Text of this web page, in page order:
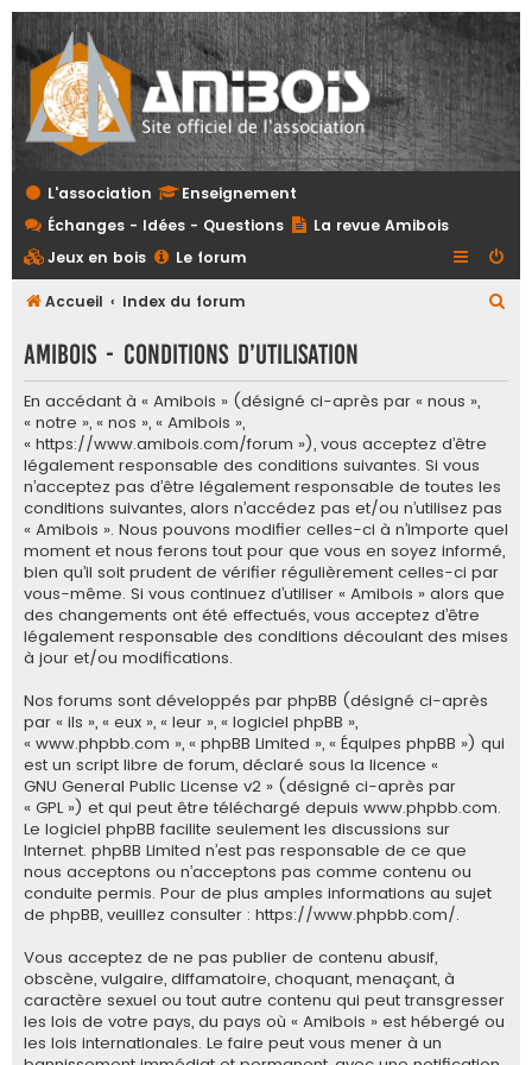
L'association
Enseignement
Échanges - Idées - Questions
La revue Amibois
Jeux en bois
Le forum
Accueil Index du forum
Amibois - Conditions d’utilisation
En accédant à « Amibois » (désigné ci-après par « nous »,
« notre », « nos », « Amibois »,
« https://www.amibois.com/forum »), vous acceptez d’être
légalement responsable des conditions suivantes. Si vous
n’acceptez pas d’être légalement responsable de toutes les
conditions suivantes, alors n’accédez pas et/ou n’utilisez pas
« Amibois ». Nous pouvons modifier celles-ci à n’importe quel
moment et nous ferons tout pour que vous en soyez informé,
bien qu’il soit prudent de vérifier régulièrement celles-ci par
vous-même. Si vous continuez d’utiliser « Amibois » alors que
des changements ont été effectués, vous acceptez d’être
légalement responsable des conditions découlant des mises
à jour et/ou modifications.
Nos forums sont développés par phpBB (désigné ci-après
par « ils », « eux », « leur », « logiciel phpBB »,
« www.phpbb.com », « phpBB Limited », « Équipes phpBB ») qui
est un script libre de forum, déclaré sous la licence «
GNU General Public License v2 » (désigné ci-après par
« GPL ») et qui peut être téléchargé depuis www.phpbb.com.
Le logiciel phpBB facilite seulement les discussions sur
Internet. phpBB Limited n’est pas responsable de ce que
nous acceptons ou n’acceptons pas comme contenu ou
conduite permis. Pour de plus amples informations au sujet
de phpBB, veuillez consulter : https://www.phpbb.com/.
Vous acceptez de ne pas publier de contenu abusif,
obscène, vulgaire, diffamatoire, choquant, menaçant, à
caractère sexuel ou tout autre contenu qui peut transgresser
les lois de votre pays, du pays où « Amibois » est hébergé ou
les lois internationales. Le faire peut vous mener à un